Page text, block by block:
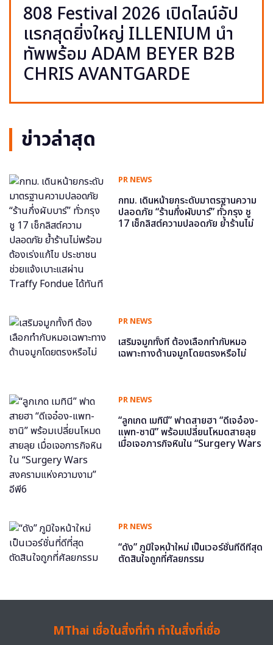
808 Festival 2026 เปิดไลน์อัป
แรกสุดยิ่งใหญ่ ILLENIUM นำ
ทัพพร้อม ADAM BEYER B2B
CHRIS AVANTGARDE
ข่าวล่าสุด
PR NEWS
กทม. เดินหน้ายกระดับมาตรฐานความ
ปลอดภัย “ร้านกึ่งผับบาร์” ทั่วกรุง ชู
17 เช็กลิสต์ความปลอดภัย ย้ำร้านไม่
PR NEWS
เสริมจมูกทั้งที ต้องเลือกทำกับหมอ
เฉพาะทางด้านจมูกโดยตรงหรือไม่
PR NEWS
“ลูกเกด เมทินี” ฟาดสายฮา “ดีเจอ๋อง-
แพท-ซานิ” พร้อมเปลี่ยนโหมดสายลุย
เมื่อเจอภารกิจหินใน “Surgery Wars
PR NEWS
“ดัง” ภูมิใจหน้าใหม่ เป็นเวอร์ชั่นที่ดีที่สุด
ตัดสินใจถูกที่ศัลยกรรม
MThai เชื่อในสิ่งที่ทำ ทำในสิ่งที่เชื่อ